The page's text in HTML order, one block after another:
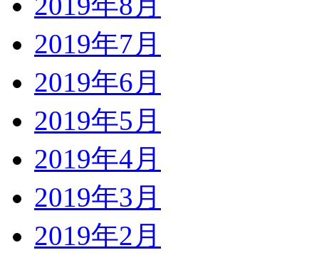
2019年7月
2019年6月
2019年5月
2019年4月
2019年3月
2019年2月